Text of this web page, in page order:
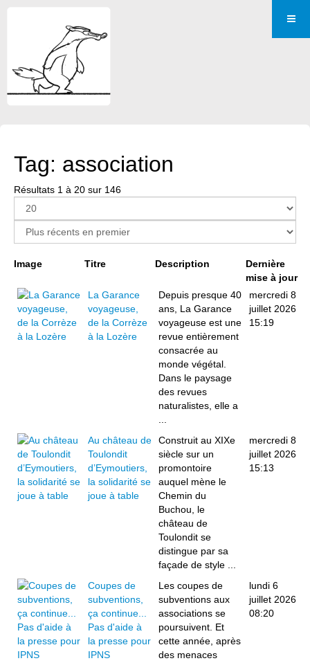
Tag: association
Résultats 1 à 20 sur 146
Image Titre Description
Dernière
mise à jour
La Garance
voyageuse,
de la Corrèze
à la Lozère
Depuis presque 40
ans, La Garance
voyageuse est une
revue entièrement
consacrée au
monde végétal.
Dans le paysage
des revues
naturalistes, elle a
mercredi 8
juillet 2026
15:19
Au château de
Toulondit
d’Eymoutiers,
la solidarité se
joue à table
Construit au XIXe
siècle sur un
promontoire
auquel mène le
Chemin du
Buchou, le
château de
Toulondit se
distingue par sa
façade de style ...
mercredi 8
juillet 2026
15:13
Coupes de
subventions,
ça continue...
Pas d'aide à
la presse pour
IPNS
Les coupes de
subventions aux
associations se
poursuivent. Et
cette année, après
des menaces
lundi 6
juillet 2026
08:20